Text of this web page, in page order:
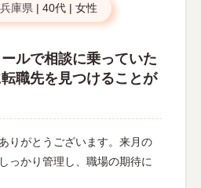
兵庫県 | 40代 | 女性
ルで相談に乗っていた
職先を見つけることが
りがとうございます。来月の
っかり管理し、職場の期待に